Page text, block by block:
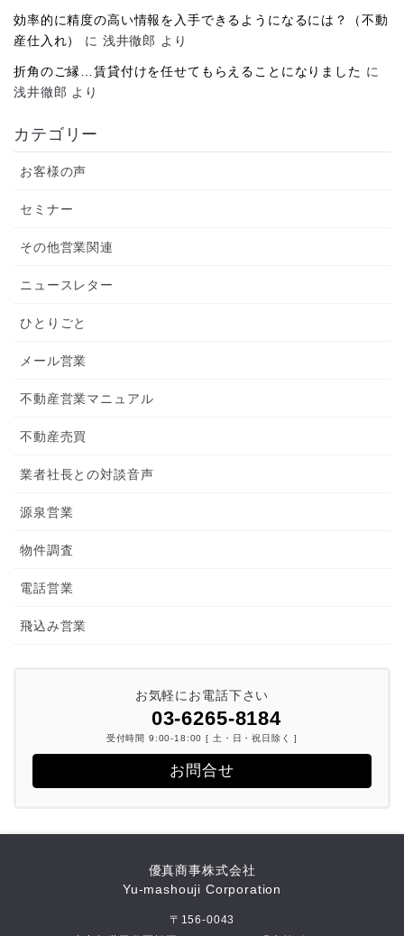
効率的に精度の高い情報を入手できるようになるには？（不動
産仕入れ）
に 浅井徹郎 より
折角のご縁…賃貸付けを任せてもらえることになりました に
浅井徹郎 より
カテゴリー
お客様の声
セミナー
その他営業関連
ニュースレター
ひとりごと
メール営業
不動産営業マニュアル
不動産売買
業者社長との対談音声
源泉営業
物件調査
電話営業
飛込み営業
お気軽にお電話下さい
03-6265-8184
受付時間 9:00-18:00 [ 土・日・祝日除く ]
お問合せ
優真商事株式会社
Yu-mashouji Corporation
〒156-0043